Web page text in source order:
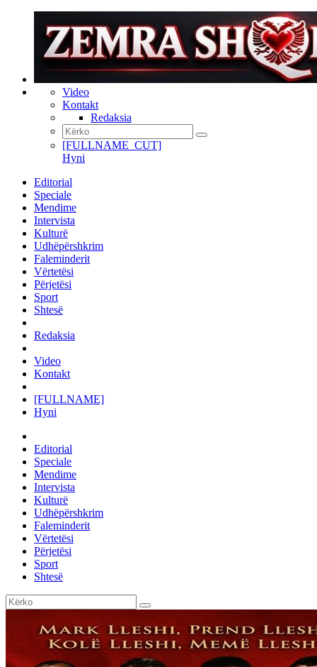
Video
Kontakt
Redaksia
[FULLNAME_CUT]
Hyni
Editorial
Speciale
Mendime
Intervista
Kulturë
Udhëpërshkrim
Faleminderit
Vërtetësi
Përjetësi
Sport
Shtesë
Redaksia
Video
Kontakt
[FULLNAME]
Hyni
Editorial
Speciale
Mendime
Intervista
Kulturë
Udhëpërshkrim
Faleminderit
Vërtetësi
Përjetësi
Sport
Shtesë